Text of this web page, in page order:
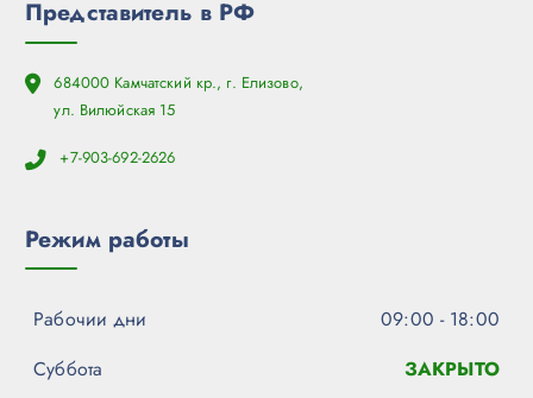
Представитель в РФ
684000 Камчатский кр., г. Елизово,
ул. Вилюйская 15
+7-903-692-2626
Режим работы
Рабочии дни
09:00 - 18:00
Суббота
ЗАКРЫТО